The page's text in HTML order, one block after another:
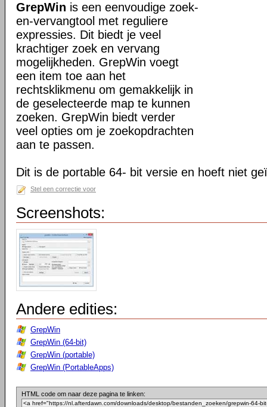
GrepWin is een eenvoudige zoek-
en-vervangtool met reguliere
expressies. Dit biedt je veel
krachtiger zoek en vervang
mogelijkheden. GrepWin voegt
een item toe aan het
rechtsklikmenu om gemakkelijk in
de geselecteerde map te kunnen
zoeken. GrepWin biedt verder
veel opties om je zoekopdrachten
aan te passen.
Dit is de portable 64- bit versie en hoeft niet
Stel een correctie voor
Screenshots:
Andere edities:
GrepWin
GrepWin (64-bit)
GrepWin (portable)
GrepWin (PortableApps)
HTML code om naar deze pagina te linken: